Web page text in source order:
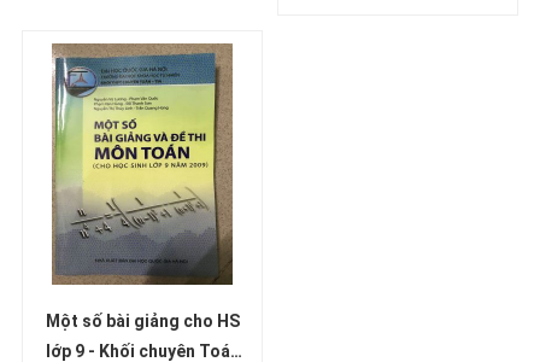
Một số bài giảng cho HS
lớp 9 - Khối chuyên Toán